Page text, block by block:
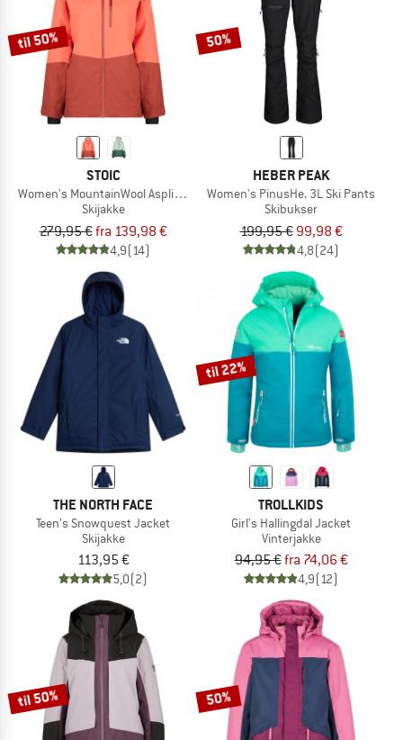
til 50%
STOIC
Women's MountainWool AsplidenSt. Long II
Skijakke
279,95 €fra 139,98 €
4,9(14)
50%
HEBER PEAK
Women's PinusHe. 3L Ski Pants
Skibukser
199,95 € 99,98 €
4,8(24)
THE NORTH FACE
Teen's Snowquest Jacket
Skijakke
113,95 €
5,0(2)
til 22%
TROLLKIDS
Girl's Hallingdal Jacket
Vinterjakke
94,95 €fra 74,06 €
4,9(12)
til 50% 50%